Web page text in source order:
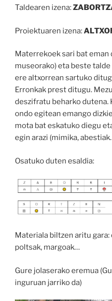
Taldearen izena:
Proiektuaren izena:
Materrekoek sari bat eman
museorako) eta beste
ere altxorrean sartuko
Erronkak prest ditugu.
deszifratu beharko dutena.
ondo egitean emango
mota bat eskatuko diegu
egin arazi (mimika,
Osatuko duten esaldia:
Materiala biltzen aritu
poltsak, margoak…
Gure jolaserako eremua
inguruan jarriko da)